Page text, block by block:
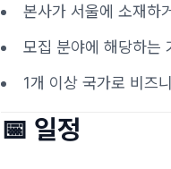
본사가 서울에 소재하
모집 분야에 해당하는
1개 이상 국가로 비즈
📅 일정